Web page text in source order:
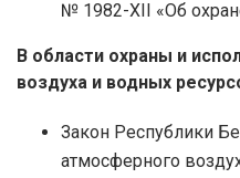
№ 1982-XII «Об
В области охраны и
воздуха и водных
Закон Республики
атмосферного